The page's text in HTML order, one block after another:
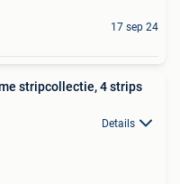
17 sep 24
stripcollectie, 4 strips
Details